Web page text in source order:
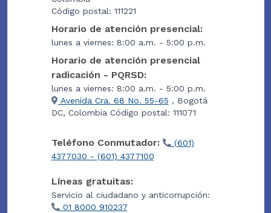
Código postal: 111221
Horario de atención presencial:
lunes a viernes: 8:00 a.m. - 5:00 p.m.
Horario de atención presencial
radicación - PQRSD:
lunes a viernes: 8:00 a.m. - 5:00 p.m.
Avenida Cra. 68 No. 55-65 , Bogotá
DC, Colombia Código postal: 111071
Teléfono Conmutador:
(601)
4377030 - (601) 4377100
Líneas gratuitas:
Servicio al ciudadano y anticorrupción:
01 8000 910237